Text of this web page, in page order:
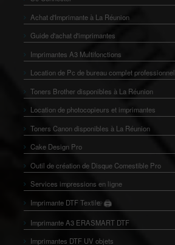
Achat d'Imprimante à La Réunion
Guide d'achat d'imprimantes
Imprimantes A3 Multifonctions
Location de Pc de bureau complet professionnel
Toners Brother disponibles à La Réunion
Location de photocopieurs et imprimantes
Toners Canon disponibles à La Réunion
Cake Design Pro
Outil de création de Disque Comestible Pro
Services impressions en ligne
Imprimante DTF Textile 🖨️
👕
Imprimante A3 ERASMART DTF
Imprimantes DTF UV objets